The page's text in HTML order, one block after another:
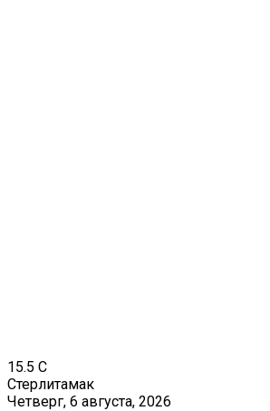
15.5 C
Стерлитамак
Четверг, 6 августа, 2026